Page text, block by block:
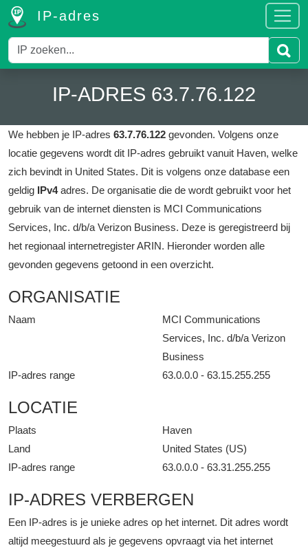
IP-adres
IP-ADRES 63.7.76.122
We hebben je IP-adres 63.7.76.122 gevonden. Volgens onze
locatie gegevens wordt dit IP-adres gebruikt vanuit Haven, welke
zich bevindt in United States. Dit is volgens onze database een
geldig IPv4adres. De organisatie die de wordt gebruikt voor het
gebruik van de internet diensten is MCI Communications
Services, Inc. d/b/a Verizon Business. Deze is geregistreerd bij
het regionaal internetregister ARIN. Hieronder worden alle
gevonden gegevens getoond in een overzicht.
ORGANISATIE
Naam
MCI Communications
Services, Inc. d/b/a Verizon
Business
IP-adres range
63.0.0.0 - 63.15.255.255
LOCATIE
Plaats
Haven
Land
United States (US)
IP-adres range
63.0.0.0 - 63.31.255.255
IP-ADRES VERBERGEN
Een IP-adres is je unieke adres op het internet. Dit adres wordt
altijd meegestuurd als je gegevens opvraagt via het internet